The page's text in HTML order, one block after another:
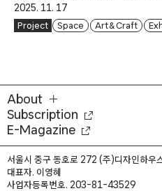
2025. 11. 17
Project Space Art & Craft
About
Subscription
E-Magazine
서울시 중구 동호로 272 (주)디자인하우
대표자. 이영혜
사업자등록번호. 203-81-43529